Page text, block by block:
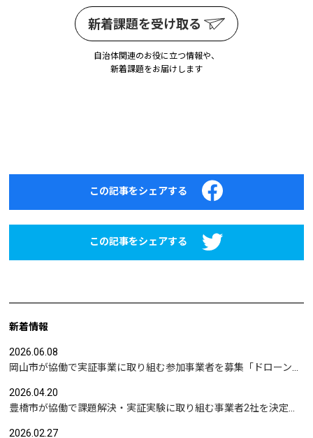
新着課題を受け取る
自治体関連のお役に立つ情報や、
新着課題をお届けします
この記事をシェアする
この記事をシェアする
新着情報
2026.06.08
2026.04.20
2026.02.27